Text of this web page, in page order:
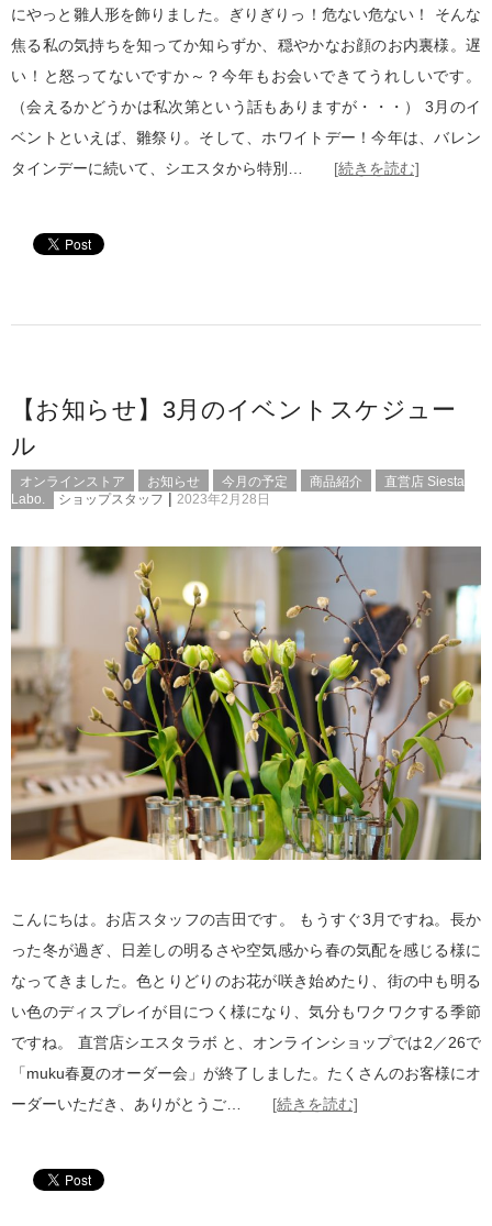
にやっと雛人形を飾りました。ぎりぎりっ！危ない危ない！ そんな
焦る私の気持ちを知ってか知らずか、穏やかなお顔のお内裏様。遅
い！と怒ってないですか～？今年もお会いできてうれしいです。
（会えるかどうかは私次第という話もありますが・・・） 3月のイ
ベントといえば、雛祭り。そして、ホワイトデー！今年は、バレン
タインデーに続いて、シエスタから特別… [続きを読む]
【お知らせ】3月のイベントスケジュー
ル
オンラインストア お知らせ 今月の予定 商品紹介
直営店 Siesta
Labo.
ショップスタッフ | 2023年2月28日
こんにちは。お店スタッフの吉田です。 もうすぐ3月ですね。長か
った冬が過ぎ、日差しの明るさや空気感から春の気配を感じる様に
なってきました。色とりどりのお花が咲き始めたり、街の中も明る
い色のディスプレイが目につく様になり、気分もワクワクする季節
ですね。 直営店シエスタラボ と、オンラインショップでは2／26で
「muku春夏のオーダー会」が終了しました。たくさんのお客様にオ
ーダーいただき、ありがとうご… [続きを読む]